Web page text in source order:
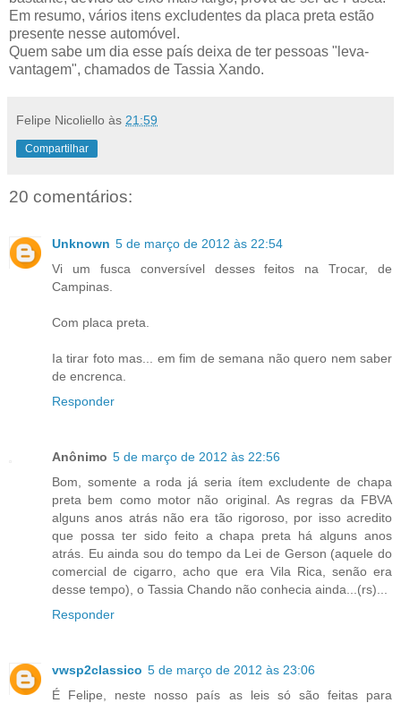
Em resumo, vários itens excludentes da placa preta estão
presente nesse automóvel.
Quem sabe um dia esse país deixa de ter pessoas "leva-
vantagem", chamados de Tassia Xando.
Felipe Nicoliello às 21:59
Compartilhar
20 comentários:
Unknown 5 de março de 2012 às 22:54
Vi um fusca conversível desses feitos na Trocar, de
Campinas.
Com placa preta.
Ia tirar foto mas... em fim de semana não quero nem saber
de encrenca.
Responder
Anônimo 5 de março de 2012 às 22:56
Bom, somente a roda já seria ítem excludente de chapa
preta bem como motor não original. As regras da FBVA
alguns anos atrás não era tão rigoroso, por isso acredito
que possa ter sido feito a chapa preta há alguns anos
atrás. Eu ainda sou do tempo da Lei de Gerson (aquele do
comercial de cigarro, acho que era Vila Rica, senão era
desse tempo), o Tassia Chando não conhecia ainda...(rs)...
Responder
vwsp2classico 5 de março de 2012 às 23:06
É Felipe, neste nosso país as leis só são feitas para